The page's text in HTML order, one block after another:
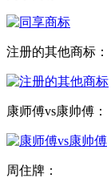
注册的其他商标：
康师傅vs康帅傅：
周住牌：